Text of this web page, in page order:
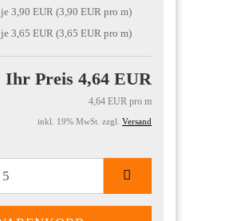
je 3,90 EUR (3,90 EUR pro m)
je 3,65 EUR (3,65 EUR pro m)
Ihr Preis 4,64 EUR
4,64 EUR pro m
inkl. 19% MwSt. zzgl. Versand